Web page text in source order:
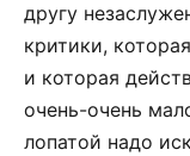
другу
критики,
и которая
очень-очень
лопатой надо